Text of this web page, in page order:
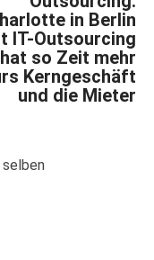
in Berlin
IT-Outsourcing
so Zeit mehr
Kerngeschäft
und die Mieter